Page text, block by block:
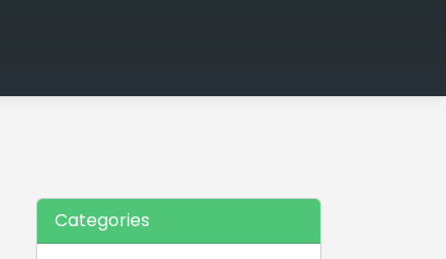
Categories